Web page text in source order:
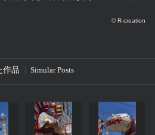
© R-creation
作品 Simular Posts